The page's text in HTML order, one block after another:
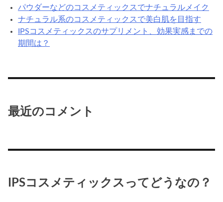
パウダーなどのコスメティックスでナチュラルメイク
ナチュラル系のコスメティックスで美白肌を目指す
IPSコスメティックスのサプリメント、効果実感までの
期間は？
最近のコメント
IPSコスメティックスってどうなの？